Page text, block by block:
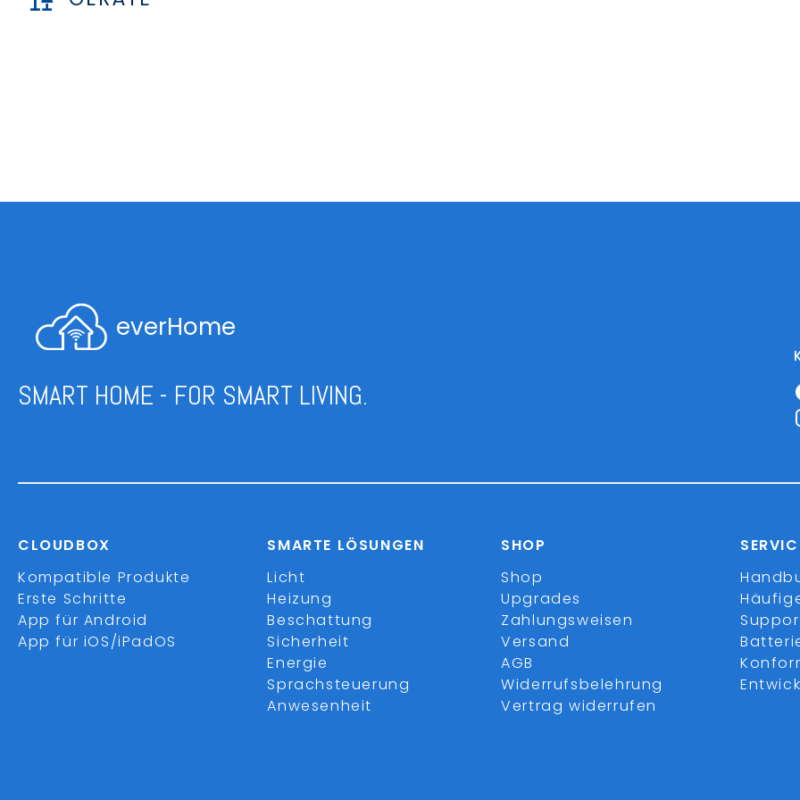
everHome
SMART HOME - FOR SMART LIVING.
CLOUDBOX
Kompatible Produkte
Erste Schritte
App für Android
App für iOS/iPadOS
SMARTE LÖSUNGEN
Licht
Heizung
Beschattung
Sicherheit
Energie
Sprachsteuerung
Anwesenheit
SHOP
Shop
Upgrades
Zahlungsweisen
Versand
AGB
Widerrufsbelehrung
Vertrag widerrufen